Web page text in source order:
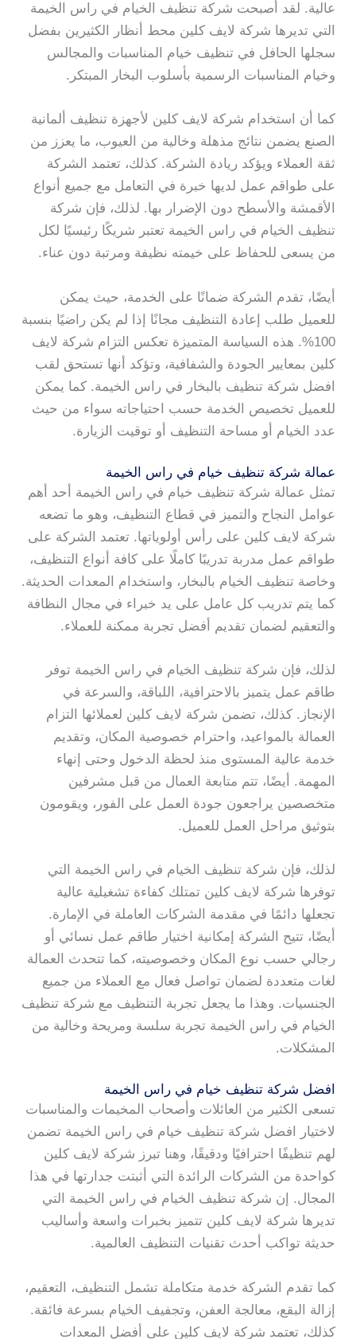
عالية. لقد أصبحت شركة تنظيف الخيام في راس الخيمة
التي تديرها شركة لايف كلين محط أنظار الكثيرين بفضل
سجلها الحافل في تنظيف خيام المناسبات والمجالس
وخيام المناسبات الرسمية بأسلوب البخار المبتكر.
كما أن استخدام شركة لايف كلين لأجهزة تنظيف ألمانية
الصنع يضمن نتائج مذهلة وخالية من العيوب، ما يعزز من
ثقة العملاء ويؤكد ريادة الشركة. كذلك، تعتمد الشركة
على طواقم عمل لديها خبرة في التعامل مع جميع أنواع
الأقمشة والأسطح دون الإضرار بها. لذلك، فإن شركة
تنظيف الخيام في راس الخيمة تعتبر شريكًا رئيسيًا لكل
من يسعى للحفاظ على خيمته نظيفة ومرتبة دون عناء.
أيضًا، تقدم الشركة ضمانًا على الخدمة، حيث يمكن
للعميل طلب إعادة التنظيف مجانًا إذا لم يكن راضيًا بنسبة
100%. هذه السياسة المتميزة تعكس التزام شركة لايف
كلين بمعايير الجودة والشفافية، وتؤكد أنها تستحق لقب
افضل شركة تنظيف بالبخار في راس الخيمة. كما يمكن
للعميل تخصيص الخدمة حسب احتياجاته سواء من حيث
عدد الخيام أو مساحة التنظيف أو توقيت الزيارة.
عمالة شركة تنظيف خيام في راس الخيمة
تمثل عمالة شركة تنظيف خيام في راس الخيمة أحد أهم
عوامل النجاح والتميز في قطاع التنظيف، وهو ما تضعه
شركة لايف كلين على رأس أولوياتها. تعتمد الشركة على
طواقم عمل مدربة تدريبًا كاملًا على كافة أنواع التنظيف،
وخاصة تنظيف الخيام بالبخار، واستخدام المعدات الحديثة.
كما يتم تدريب كل عامل على يد خبراء في مجال النظافة
والتعقيم لضمان تقديم أفضل تجربة ممكنة للعملاء.
لذلك، فإن شركة تنظيف الخيام في راس الخيمة توفر
طاقم عمل يتميز بالاحترافية، اللباقة، والسرعة في
الإنجاز. كذلك، تضمن شركة لايف كلين لعملائها التزام
العمالة بالمواعيد، واحترام خصوصية المكان، وتقديم
خدمة عالية المستوى منذ لحظة الدخول وحتى إنهاء
المهمة. أيضًا، تتم متابعة العمال من قبل مشرفين
متخصصين يراجعون جودة العمل على الفور، ويقومون
بتوثيق مراحل العمل للعميل.
لذلك، فإن شركة تنظيف الخيام في راس الخيمة التي
توفرها شركة لايف كلين تمتلك كفاءة تشغيلية عالية
تجعلها دائمًا في مقدمة الشركات العاملة في الإمارة.
أيضًا، تتيح الشركة إمكانية اختيار طاقم عمل نسائي أو
رجالي حسب نوع المكان وخصوصيته، كما تتحدث العمالة
لغات متعددة لضمان تواصل فعال مع العملاء من جميع
الجنسيات. وهذا ما يجعل تجربة التنظيف مع شركة تنظيف
الخيام في راس الخيمة تجربة سلسة ومريحة وخالية من
المشكلات.
افضل شركة تنظيف خيام في راس الخيمة
تسعى الكثير من العائلات وأصحاب المخيمات والمناسبات
لاختيار افضل شركة تنظيف خيام في راس الخيمة تضمن
لهم تنظيفًا احترافيًا ودقيقًا، وهنا تبرز شركة لايف كلين
كواحدة من الشركات الرائدة التي أثبتت جدارتها في هذا
المجال. إن شركة تنظيف الخيام في راس الخيمة التي
تديرها شركة لايف كلين تتميز بخبرات واسعة وأساليب
حديثة تواكب أحدث تقنيات التنظيف العالمية.
كما تقدم الشركة خدمة متكاملة تشمل التنظيف، التعقيم،
إزالة البقع، معالجة العفن، وتجفيف الخيام بسرعة فائقة.
كذلك، تعتمد شركة لايف كلين على أفضل المعدات